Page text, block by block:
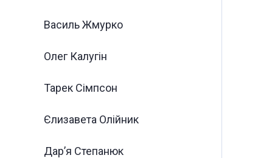
Василь Жмурко
Олег Калугін
Тарек Сімпсон
Єлизавета Олійник
Дар’я Степанюк